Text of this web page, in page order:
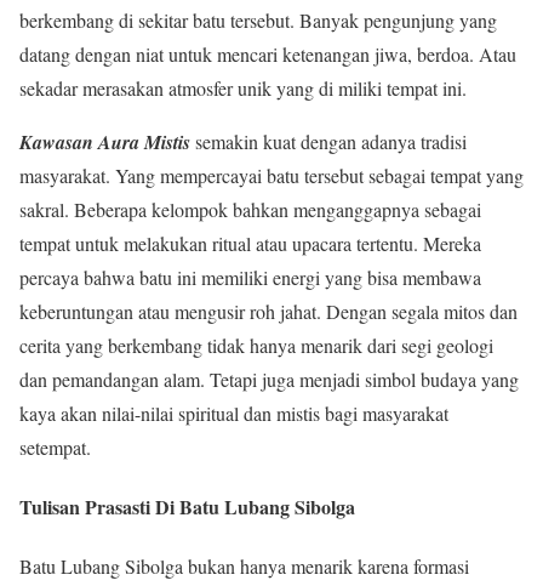
berkembang di sekitar batu tersebut. Banyak pengunjung yang
datang dengan niat untuk mencari ketenangan jiwa, berdoa. Atau
sekadar merasakan atmosfer unik yang di miliki tempat ini.
Kawasan Aura Mistissemakin kuat dengan adanya tradisi
masyarakat. Yang mempercayai batu tersebut sebagai tempat yang
sakral. Beberapa kelompok bahkan menganggapnya sebagai
tempat untuk melakukan ritual atau upacara tertentu. Mereka
percaya bahwa batu ini memiliki energi yang bisa membawa
keberuntungan atau mengusir roh jahat. Dengan segala mitos dan
cerita yang berkembang tidak hanya menarik dari segi geologi
dan pemandangan alam. Tetapi juga menjadi simbol budaya yang
kaya akan nilai-nilai spiritual dan mistis bagi masyarakat
setempat.
Tulisan Prasasti Di Batu Lubang Sibolga
Batu Lubang Sibolga bukan hanya menarik karena formasi